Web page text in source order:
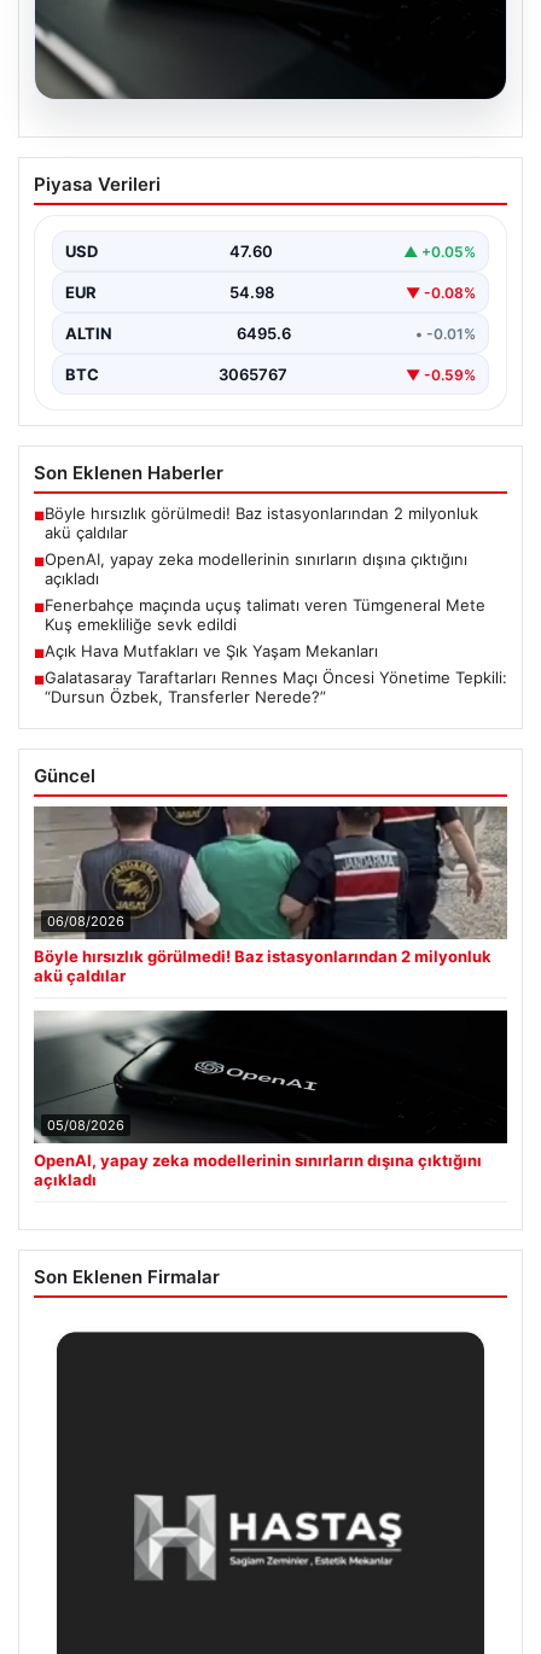
05.08.2026
OpenAI, yapay zeka modellerinin
sınırların dışına çıktığını açıkladı
Piyasa Verileri
USD 47.60 ▲ +0.05%
EUR 54.98 ▼ -0.08%
ALTIN 6495.6 • -0.01%
BTC 3065767 ▼ -0.59%
Son Eklenen Haberler
■Böyle hırsızlık görülmedi! Baz istasyonlarından 2 milyonluk
akü çaldılar
■OpenAI, yapay zeka modellerinin sınırların dışına çıktığını
açıkladı
■Fenerbahçe maçında uçuş talimatı veren Tümgeneral Mete
Kuş emekliliğe sevk edildi
■Açık Hava Mutfakları ve Şık Yaşam Mekanları
■Galatasaray Taraftarları Rennes Maçı Öncesi Yönetime Tepkili:
“Dursun Özbek, Transferler Nerede?”
Güncel
06/08/2026
Böyle hırsızlık görülmedi! Baz istasyonlarından 2 milyonluk
akü çaldılar
05/08/2026
OpenAI, yapay zeka modellerinin sınırların dışına çıktığını
açıkladı
Son Eklenen Firmalar